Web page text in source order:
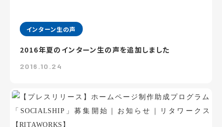
インターン生の声
2016年夏のインターン生の声を追加しました
2016.10.24